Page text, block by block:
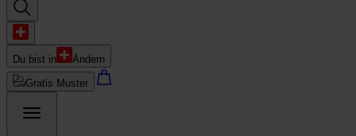
Du bist in
Ändern
Gratis Muster